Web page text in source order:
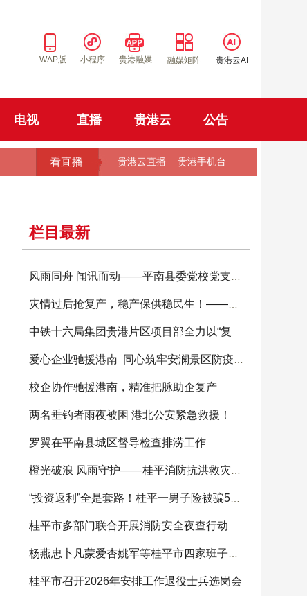
WAP版 小程序 贵港融媒 融媒矩阵 贵港云AI
电视 直播 贵港云 公告
看直播 贵港云直播 贵港手机台
栏目最新
校企协作驰援港南，精准把脉助企复产
两名垂钓者雨夜被困 港北公安紧急救援！
罗翼在平南县城区督导检查排涝工作
桂平市多部门联合开展消防安全夜查行动
桂平市召开2026年安排工作退役士兵选岗会